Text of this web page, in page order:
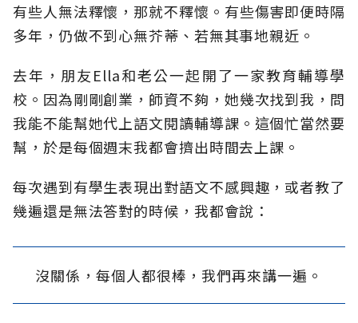
有些人無法釋懷，那就不釋懷。有些傷害即便時隔
多年，仍做不到心無芥蒂、若無其事地親近。
去年，朋友Ella和老公一起開了一家教育輔導學
校。因為剛剛創業，師資不夠，她幾次找到我，問
我能不能幫她代上語文閱讀輔導課。這個忙當然要
幫，於是每個週末我都會擠出時間去上課。
每次遇到有學生表現出對語文不感興趣，或者教了
幾遍還是無法答對的時候，我都會說：
沒關係，每個人都很棒，我們再來講一遍。